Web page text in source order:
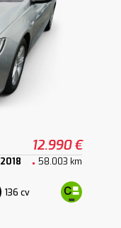
12.990 €
2018 58.003 km
136 cv